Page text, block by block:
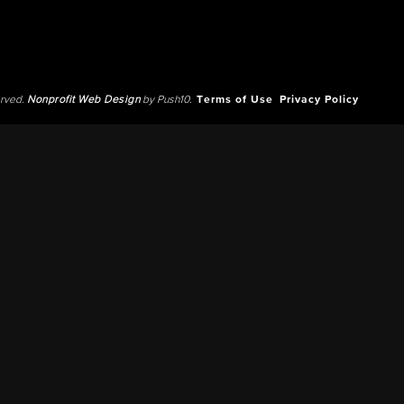
Nonprofit Web Designby Push10. Terms of Use Privacy Policy